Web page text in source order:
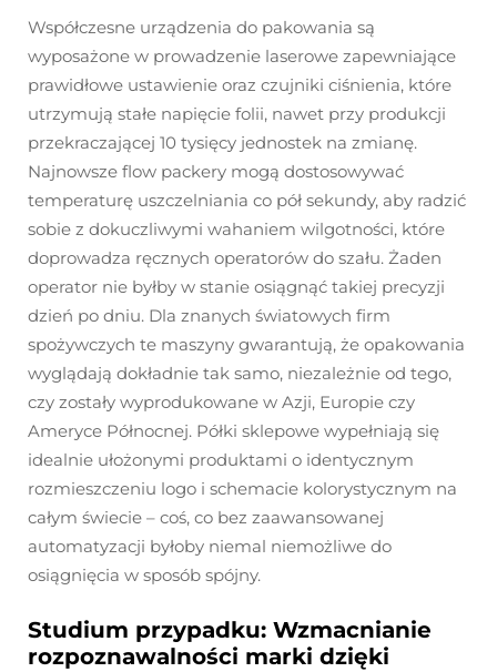
Współczesne urządzenia do pakowania są
wyposażone w prowadzenie laserowe zapewniające
prawidłowe ustawienie oraz czujniki ciśnienia, które
utrzymują stałe napięcie folii, nawet przy produkcji
przekraczającej 10 tysięcy jednostek na zmianę.
Najnowsze flow packery mogą dostosowywać
temperaturę uszczelniania co pół sekundy, aby radzić
sobie z dokuczliwymi wahaniem wilgotności, które
doprowadza ręcznych operatorów do szału. Żaden
operator nie byłby w stanie osiągnąć takiej precyzji
dzień po dniu. Dla znanych światowych firm
spożywczych te maszyny gwarantują, że opakowania
wyglądają dokładnie tak samo, niezależnie od tego,
czy zostały wyprodukowane w Azji, Europie czy
Ameryce Północnej. Półki sklepowe wypełniają się
idealnie ułożonymi produktami o identycznym
rozmieszczeniu logo i schemacie kolorystycznym na
całym świecie – coś, co bez zaawansowanej
automatyzacji byłoby niemal niemożliwe do
osiągnięcia w sposób spójny.
Studium przypadku: Wzmacnianie
rozpoznawalności marki dzięki